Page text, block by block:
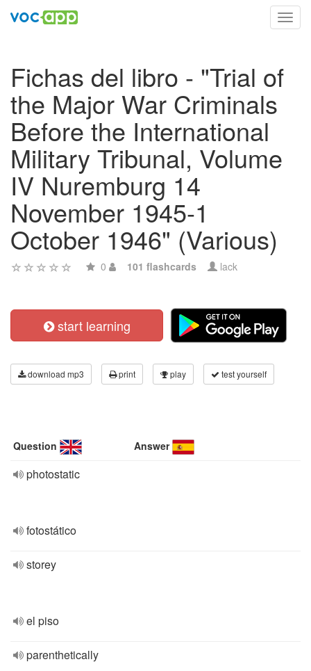
Fichas del libro - "Trial of
the Major War Criminals
Before the International
Military Tribunal, Volume
IV Nuremburg 14
November 1945-1
October 1946" (Various)
0 101 flashcards lack
start learning
download mp3 print play test yourself
Question Answer
photostatic
fotostático
storey
el piso
parenthetically